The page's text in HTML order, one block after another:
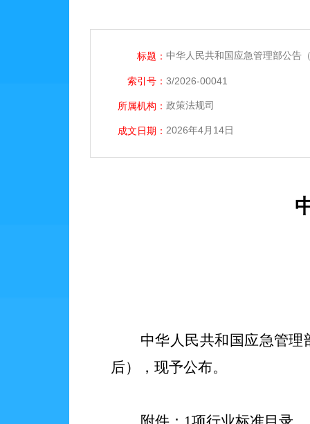
标题： 中华人民共和国应急管理部公告
索引号： 3/2026-00041
所属机构： 政策法规司
成文日期： 2026年4月14日
中华人民共和国应急管
后），现予公布。